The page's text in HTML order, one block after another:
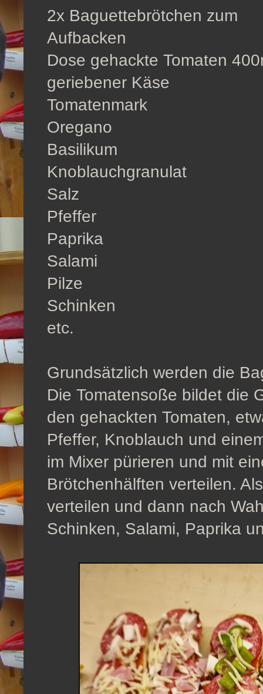
2x Baguettebrötchen zum
Aufbacken
Dose gehackte Tomaten
geriebener Käse
Tomatenmark
Oregano
Basilikum
Knoblauchgranulat
Salz
Pfeffer
Paprika
Salami
Pilze
Schinken
etc.
Grundsätzlich werden die
Die Tomatensoße bildet die
den gehackten Tomaten,
Pfeffer, Knoblauch und
im Mixer pürieren und mit
Brötchenhälften verteilen.
verteilen und dann nach
Schinken, Salami, Paprika